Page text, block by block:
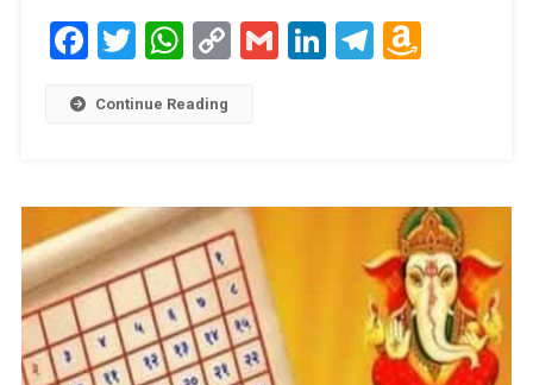
Facebook
Twitter
WhatsApp
CopyGmailLinkedIn
Telegram
Continue Reading